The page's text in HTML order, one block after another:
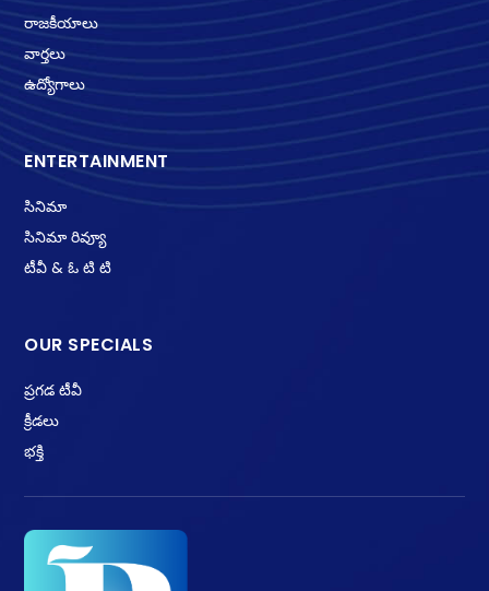
రాజకీయాలు
వార్తలు
ఉద్యోగాలు
ENTERTAINMENT
సినిమా
సినిమా రివ్యూ
టీవీ & ఓ టి టి
OUR SPECIALS
ప్రగడ టీవీ
క్రీడలు
భక్తి